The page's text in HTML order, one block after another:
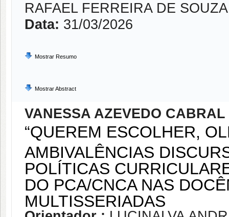
RAFAEL FERREIRA DE
Data: 31/03/2026
Mostrar Resumo
Mostrar Abstract
VANESSA AZEVEDO
“QUEREM ESCOLHER,
AMBIVALÊNCIAS
POLÍTICAS
DO PCA/CNCA NAS
MULTISSERIADAS